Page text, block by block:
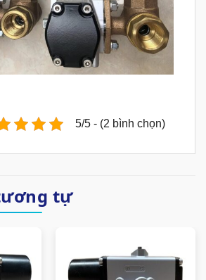
5/5 - (2 bình chọn)
tự